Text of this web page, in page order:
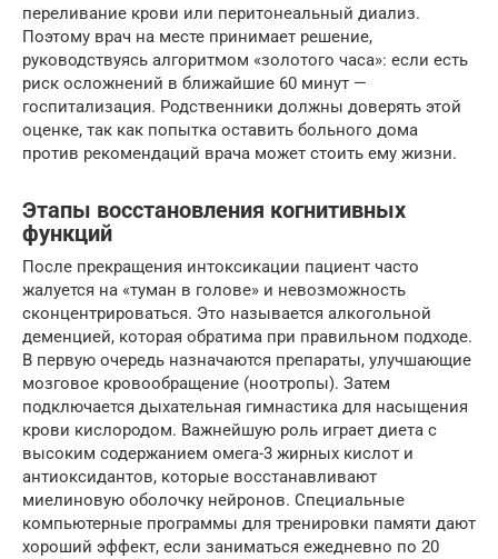
переливание крови или перитонеальный диализ.
Поэтому врач на месте принимает решение,
руководствуясь алгоритмом «золотого часа»: если есть
риск осложнений в ближайшие 60 минут —
госпитализация. Родственники должны доверять этой
оценке, так как попытка оставить больного дома
против рекомендаций врача может стоить ему жизни.
Этапы восстановления когнитивных
функций
После прекращения интоксикации пациент часто
жалуется на «туман в голове» и невозможность
сконцентрироваться. Это называется алкогольной
деменцией, которая обратима при правильном подходе.
В первую очередь назначаются препараты, улучшающие
мозговое кровообращение (ноотропы). Затем
подключается дыхательная гимнастика для насыщения
крови кислородом. Важнейшую роль играет диета с
высоким содержанием омега-3 жирных кислот и
антиоксидантов, которые восстанавливают
миелиновую оболочку нейронов. Специальные
компьютерные программы для тренировки памяти дают
хороший эффект, если заниматься ежедневно по 20